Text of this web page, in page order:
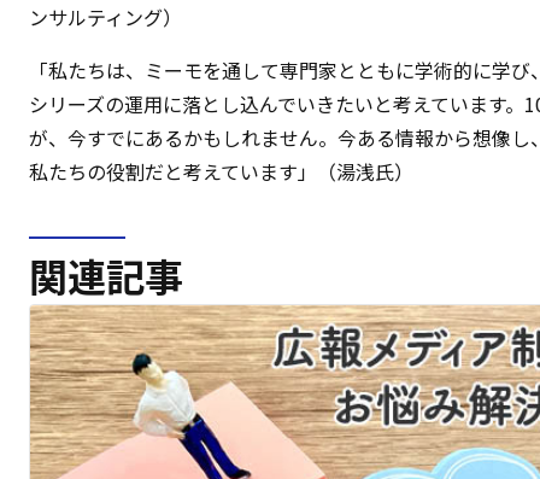
ンサルティング）
「私たちは、ミーモを通して専門家とともに学術的に学
シリーズの運用に落とし込んでいきたいと考えています
が、今すでにあるかもしれません。今ある情報から想像
私たちの役割だと考えています」（湯浅氏）
関連記事